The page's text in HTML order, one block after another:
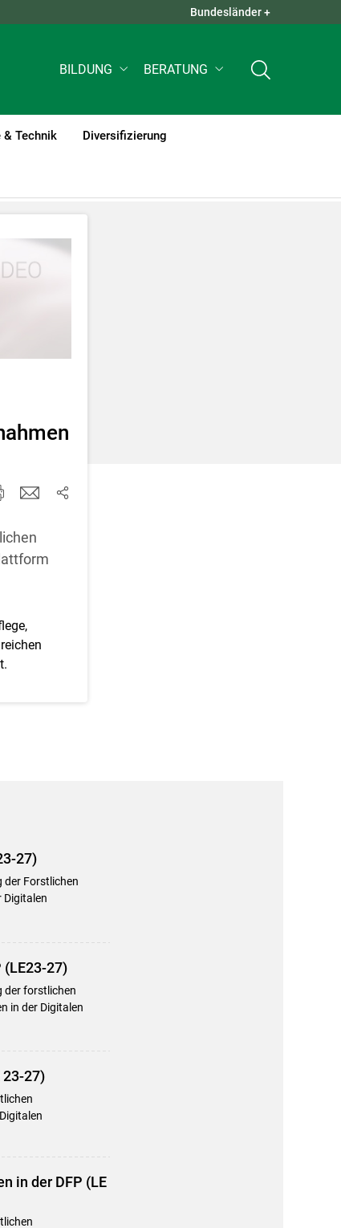
QUICK LINKS +
Bundesländer +
BILDUNG BERATUNG
& Technik Diversifizierung
27)
der Forstlichen
Digitalen
27)
der forstlichen
in der Digitalen
27)
in der DFP (LE